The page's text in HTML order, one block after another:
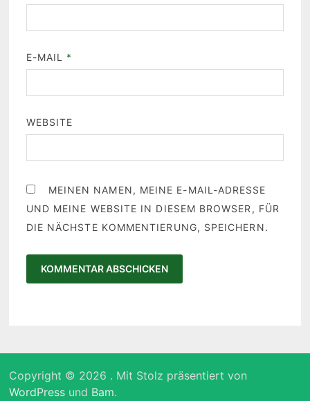
E-MAIL *
WEBSITE
MEINEN NAMEN, MEINE E-MAIL-ADRESSE
UND MEINE WEBSITE IN DIESEM BROWSER, FÜR
DIE NÄCHSTE KOMMENTIERUNG, SPEICHERN.
Copyright © 2026 . Mit Stolz präsentiert von
WordPressund Bam.